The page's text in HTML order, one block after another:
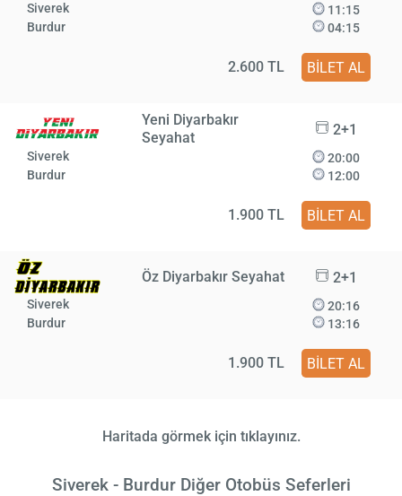
Siverek
Burdur
11:15
04:15
2.600 TL BİLET AL
Yeni Diyarbakır
Seyahat
2+1
Siverek
Burdur
20:00
12:00
1.900 TL BİLET AL
Öz Diyarbakır Seyahat 2+1
Siverek
Burdur
20:16
13:16
1.900 TL BİLET AL
Haritada görmek için tıklayınız.
Siverek - Burdur Diğer Otobüs Seferleri